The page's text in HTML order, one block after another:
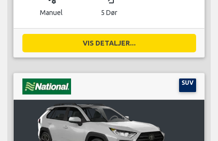
Manuel 5 Dør
VIS DETALJER...
SUV